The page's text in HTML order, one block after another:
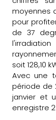
moyennes
pour
de 37
soit 128,10
Avec une
période de
janvier et
enregistre